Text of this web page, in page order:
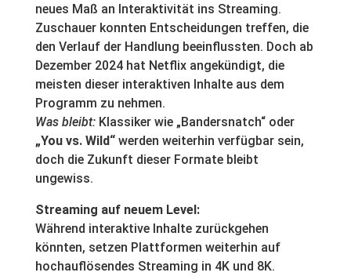
neues Maß an Interaktivität ins Streaming.
Zuschauer konnten Entscheidungen treffen, die
den Verlauf der Handlung beeinflussten. Doch ab
Dezember 2024 hat Netflix angekündigt, die
meisten dieser interaktiven Inhalte aus dem
Programm zu nehmen.
Was bleibt:Klassiker wie „Bandersnatch“ oder
„You vs. Wild“werden weiterhin verfügbar sein,
doch die Zukunft dieser Formate bleibt
ungewiss.
Streaming auf neuem Level:
Während interaktive Inhalte zurückgehen
könnten, setzen Plattformen weiterhin auf
hochauflösendes Streaming in 4K und 8K.